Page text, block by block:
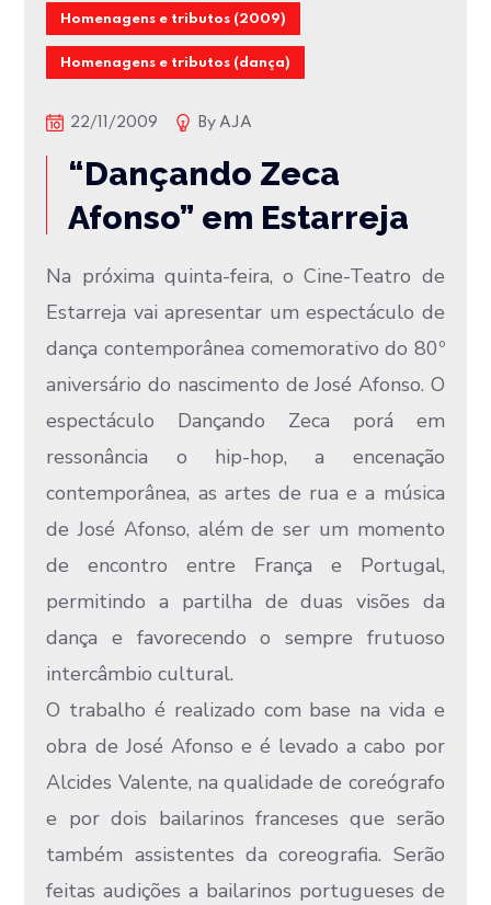
Homenagens e tributos (2009)
Homenagens e tributos (dança)
22/11/2009 ByAJA
“Dançando Zeca
Afonso” em Estarreja
Na próxima quinta-feira, o Cine-Teatro de
Estarreja vai apresentar um espectáculo de
dança contemporânea comemorativo do 80º
aniversário do nascimento de José Afonso. O
espectáculo Dançando Zeca porá em
ressonância o hip-hop, a encenação
contemporânea, as artes de rua e a música
de José Afonso, além de ser um momento
de encontro entre França e Portugal,
permitindo a partilha de duas visões da
dança e favorecendo o sempre frutuoso
intercâmbio cultural.
O trabalho é realizado com base na vida e
obra de José Afonso e é levado a cabo por
Alcides Valente, na qualidade de coreógrafo
e por dois bailarinos franceses que serão
também assistentes da coreografia. Serão
feitas audições a bailarinos portugueses de